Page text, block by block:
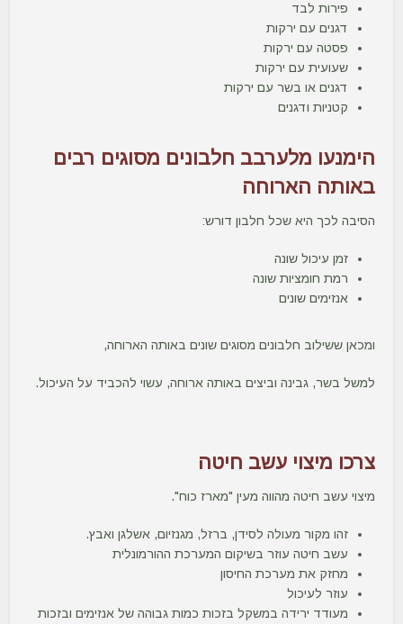
פירות לבד
דגנים עם ירקות
פסטה עם ירקות
שעועית עם ירקות
דגנים או בשר עם ירקות
קטניות ודגנים
הימנעו מלערבב חלבונים מסוגים רבים
באותה הארוחה
הסיבה לכך היא שכל חלבון דורש:
זמן עיכול שונה
רמת חומציות שונה
אנזימים שונים
ומכאן ששילוב חלבונים מסוגים שונים באותה הארוחה,
למשל בשר, גבינה וביצים באותה ארוחה, עשוי להכביד על העיכול.
צרכו מיצוי עשב חיטה
מיצוי עשב חיטה מהווה מעין "מארז כוח".
זהו מקור מעולה לסידן, ברזל, מגנזיום, אשלגן ואבץ.
עשב חיטה עוזר בשיקום המערכת ההורמונלית
מחזק את מערכת החיסון
עוזר לעיכול
מעודד ירידה במשקל בזכות כמות גבוהה של אנזימים ובזכות